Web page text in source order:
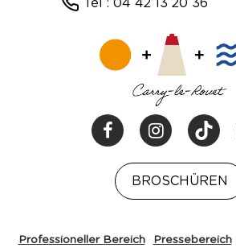
BROSCHÜREN
Professioneller Bereich Pressebereich